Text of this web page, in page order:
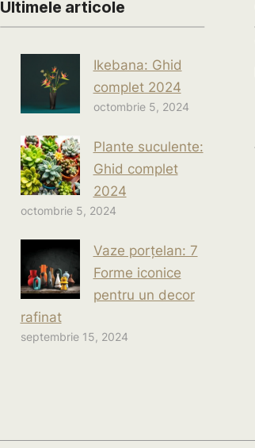
Ultimele articole
Ikebana: Ghid
complet 2024
octombrie 5, 2024
Plante suculente:
Ghid complet
2024
octombrie 5, 2024
Vaze porțelan: 7
Forme iconice
pentru un decor
rafinat
septembrie 15, 2024